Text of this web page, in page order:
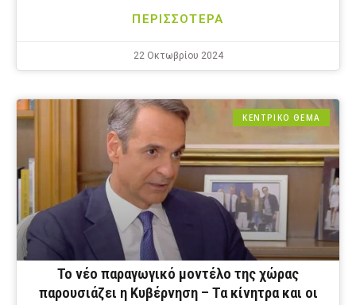
ΠΕΡΙΣΣΟΤΕΡΑ
22 Οκτωβρίου 2024
ΚΕΝΤΡΙΚΟ ΘΕΜΑ
Το νέο παραγωγικό μοντέλο της χώρας
παρουσιάζει η Κυβέρνηση – Τα κίνητρα και οι